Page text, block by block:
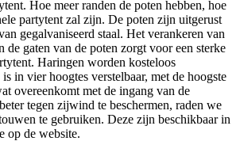
Hoe meer randen de poten hebben, hoe
partytent zal zijn. De poten zijn uitgerust
gegalvaniseerd staal. Het verankeren van
de gaten van de poten zorgt voor een sterke
Haringen worden kosteloos
in vier hoogtes verstelbaar, met de hoogste
overeenkomt met de ingang van de
tegen zijwind te beschermen, raden we
te gebruiken. Deze zijn beschikbaar in
op de website.